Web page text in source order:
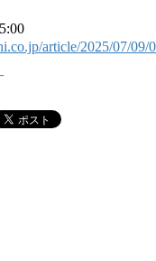
article/2025/07/09/